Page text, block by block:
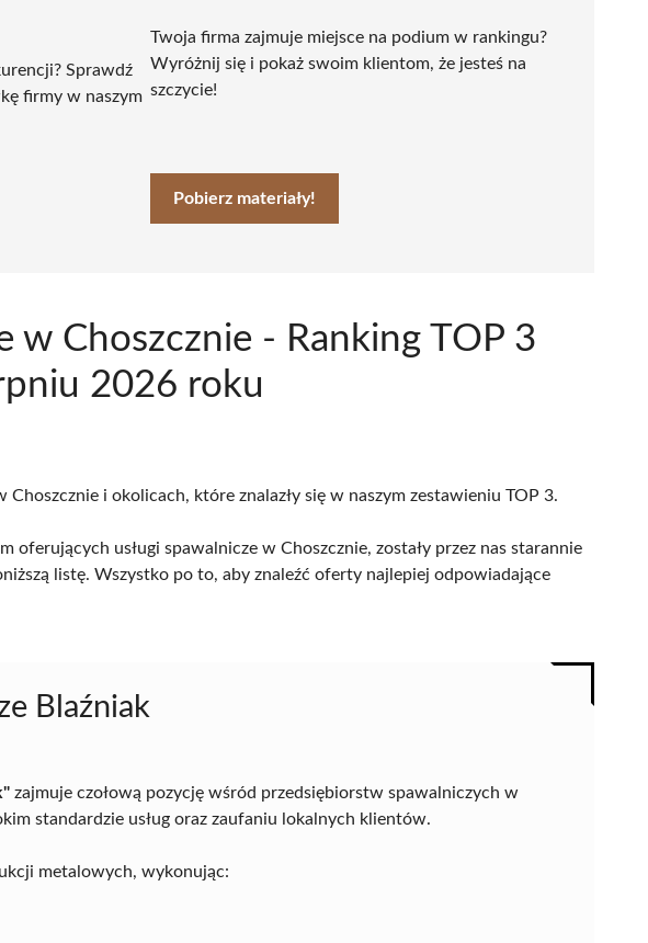
Sprawdź
firmy w naszym
Twoja firma zajmuje miejsce na podium w rankingu?
Wyróżnij się i pokaż swoim klientom, że jesteś na
szczycie!
Pobierz materiały!
w Choszcznie - Ranking TOP 3
2026 roku
i okolicach, które znalazły się w naszym zestawieniu TOP 3.
oferujących usługi spawalnicze w Choszcznie, zostały przez nas starannie
listę. Wszystko po to, aby znaleźć oferty najlepiej odpowiadające
Blaźniak
zajmuje czołową pozycję wśród przedsiębiorstw spawalniczych w
standardzie usług oraz zaufaniu lokalnych klientów.
metalowych, wykonując: